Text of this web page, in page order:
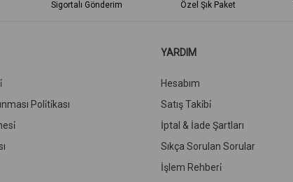
Sigortalı Gönderim Özel Şık Paket
Poli̇ti̇kası
YARDIM
Hesabım
Satış Taki̇bi̇
İptal & İade Şartları
Sıkça Sorulan Sorular
İşlem Rehberi̇